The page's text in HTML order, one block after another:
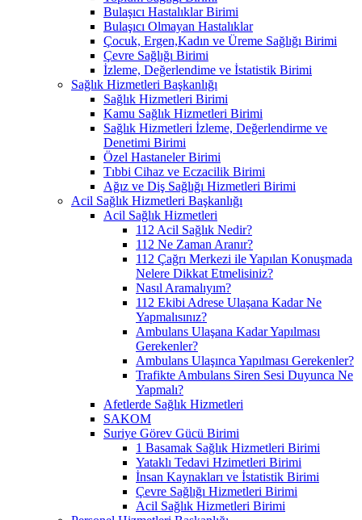
Bulaşıcı Hastalıklar Birimi
Bulaşıcı Olmayan Hastalıklar
Çocuk, Ergen,Kadın ve Üreme Sağlığı Birimi
Çevre Sağlığı Birimi
İzleme, Değerlendime ve İstatistik Birimi
Sağlık Hizmetleri Başkanlığı
Sağlık Hizmetleri Birimi
Kamu Sağlık Hizmetleri Birimi
Sağlık Hizmetleri İzleme, Değerlendirme ve
Denetimi Birimi
Özel Hastaneler Birimi
Tıbbi Cihaz ve Eczacilik Birimi
Ağız ve Diş Sağlığı Hizmetleri Birimi
Acil Sağlık Hizmetleri Başkanlığı
Acil Sağlık Hizmetleri
112 Acil Sağlık Nedir?
112 Ne Zaman Aranır?
112 Çağrı Merkezi ile Yapılan Konuşmada
Nelere Dikkat Etmelisiniz?
Nasıl Aramalıyım?
112 Ekibi Adrese Ulaşana Kadar Ne
Yapmalısınız?
Ambulans Ulaşana Kadar Yapılması
Gerekenler?
Ambulans Ulaşınca Yapılması Gerekenler?
Trafikte Ambulans Siren Sesi Duyunca Ne
Yapmalı?
Afetlerde Sağlık Hizmetleri
SAKOM
Suriye Görev Gücü Birimi
1 Basamak Sağlık Hizmetleri Birimi
Yataklı Tedavi Hzimetleri Birimi
İnsan Kaynakları ve İstatistik Birimi
Çevre Sağlığı Hizmetleri Birimi
Acil Sağlık Hizmetleri Birimi